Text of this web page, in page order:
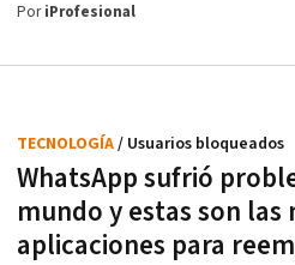
PoriProfesional
WhatsApp sufrió
mundo y estas son las
aplicaciones para
TECNOLOGÍA/ Usuarios bloqueados